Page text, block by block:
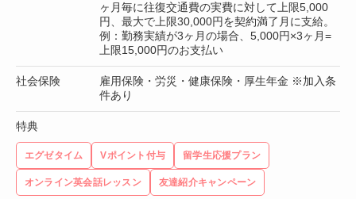
ヶ月毎に往復交通費の実費に対して上限5,000
円、最大で上限30,000円を契約満了月に支給。
例：勤務実績が3ヶ月の場合、5,000円×3ヶ月=
上限15,000円のお支払い
社会保険
雇用保険・労災・健康保険・厚生年金 ※加入条
件あり
特典
エグゼタイム Vポイント付与 留学生応援プラン
オンライン英会話レッスン 友達紹介キャンペーン